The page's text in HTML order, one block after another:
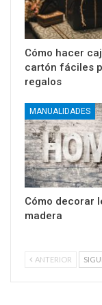
Cómo hacer
cartón fáciles
regalos
MANUALIDADES
Cómo decorar
madera
ANTERIOR